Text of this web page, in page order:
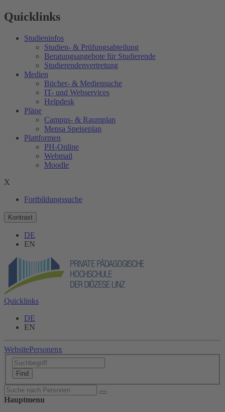
Quicklinks
Studieninfos
Studien- & Prüfungsabteilung
Beratungsangebote für Studierende
Studierendenvertretung
Medien
Bücher- & Mediensuche
IT- und Webservices
Helpdesk
Pläne
Campus- & Raumplan
Mensa Speiseplan
Plattformen
PH-Online
Webmail
Moodle
X
Fortbildungssuche
Kontrast
DE
EN
Quicklinks
DE
EN
WebsitePersonenx
Hauptmenu